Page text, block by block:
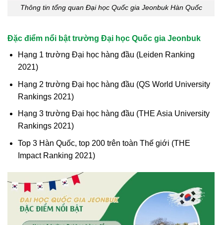
Thông tin tổng quan Đại học Quốc gia Jeonbuk Hàn Quốc
Đặc điểm nổi bật trường Đại học Quốc gia Jeonbuk
Hạng 1 trường Đại học hàng đầu (Leiden Ranking
2021)
Hạng 2 trường Đại học hàng đầu (QS World University
Rankings 2021)
Hạng 3 trường Đại học hàng đầu (THE Asia University
Rankings 2021)
Top 3 Hàn Quốc, top 200 trên toàn Thế giới (THE
Impact Ranking 2021)